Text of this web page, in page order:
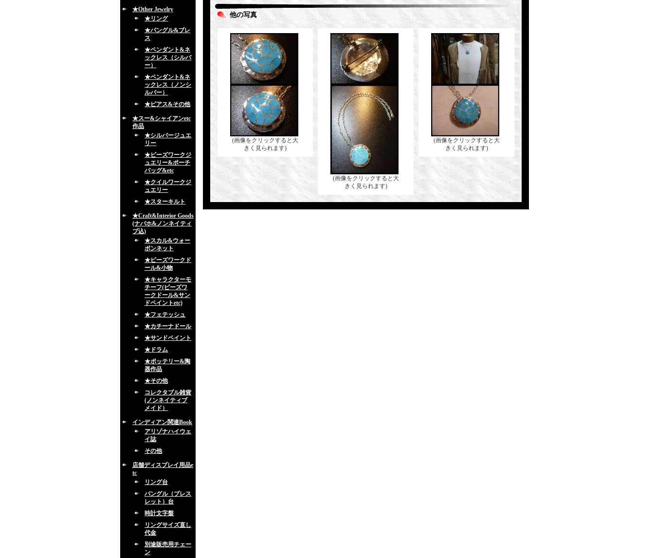
★Other Jewelry
★リング
★バングル&ブレ
ス
★ペンダント&ネ
ックレス（シルバ
ー）
★ペンダント&ネ
ックレス（ノンシ
ルバー）
★ピアス&その他
★スー&シャイアンetc
作品
★シルバージュエ
リー
★ビーズワークジ
ュエリー&ポーチ
バッグ&etc
★クイルワークジ
ュエリー
★スターキルト
★Craft&Interior Goods
(ナバホ&ノンネイティ
ブ込)
★スカル&ウォー
ボンネット
★ビーズワークド
ール&小物
★キャラクターモ
チーフ(ビーズワ
ークドール&サン
ドペイントetc)
★フェテッシュ
★カチーナドール
★サンドペイント
★ドラム
★ポッテリー&陶
器作品
★その他
コレクタブル雑貨
(ノンネイティブ
メイド）
インディアン関連Book
アリゾナハイウェ
イ誌
その他
店舗ディスプレイ用品e
tc
リング台
バングル（ブレス
レット）台
時計文字盤
リングサイズ直し
代金
別途販売用チェー
ン
他の写真
(画像をクリックすると大
きく見られます)
(画像をクリックすると大
きく見られます)
(画像をクリックすると大
きく見られます)